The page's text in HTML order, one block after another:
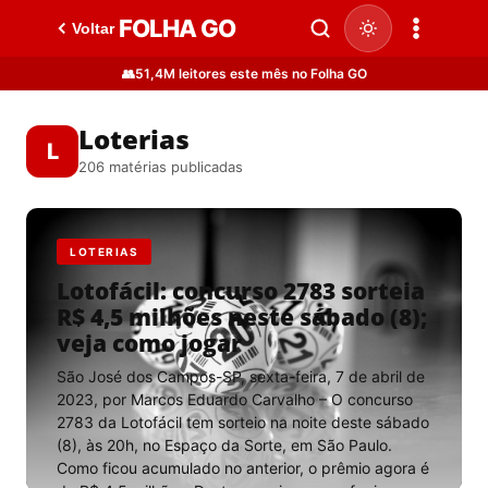
Voltar FOLHA GO
👥51,4M leitores este mês no Folha GO
L Loterias
206 matérias publicadas
LOTERIAS
Lotofácil: concurso 2783 sorteia
R$ 4,5 milhões neste sábado (8);
veja como jogar
São José dos Campos-SP, sexta-feira, 7 de abril de
2023, por Marcos Eduardo Carvalho – O concurso
2783 da Lotofácil tem sorteio na noite deste sábado
(8), às 20h, no Espaço da Sorte, em São Paulo.
Como ficou acumulado no anterior, o prêmio agora é